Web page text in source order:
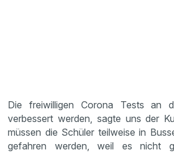
Die freiwilligen Corona Tests an
verbessert werden, sagte uns der
müssen die Schüler teilweise in
gefahren werden, weil es nicht